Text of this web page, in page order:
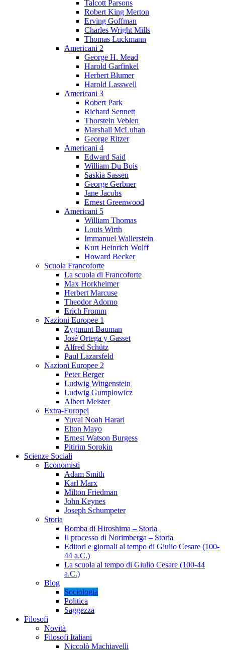
Talcott Parsons
Robert King Merton
Erving Goffman
Charles Wright Mills
Thomas Luckmann
Americani 2
George H. Mead
Harold Garfinkel
Herbert Blumer
Harold Lasswell
Americani 3
Robert Park
Richard Sennett
Thorstein Veblen
Marshall McLuhan
George Ritzer
Americani 4
Edward Said
William Du Bois
Saskia Sassen
George Gerbner
Jane Jacobs
Ernest Greenwood
Americani 5
William Thomas
Louis Wirth
Immanuel Wallerstein
Kurt Heinrich Wolff
Howard Becker
Scuola Francoforte
La scuola di Francoforte
Max Horkheimer
Herbert Marcuse
Theodor Adorno
Erich Fromm
Nazioni Europee 1
Zygmunt Bauman
José Ortega y Gasset
Alfred Schütz
Paul Lazarsfeld
Nazioni Europee 2
Peter Berger
Ludwig Wittgenstein
Ludwig Gumplowicz
Albert Meister
Extra-Europei
Yuval Noah Harari
Elton Mayo
Ernest Watson Burgess
Pitirim Sorokin
Scienze Sociali
Economisti
Adam Smith
Karl Marx
Milton Friedman
John Keynes
Joseph Schumpeter
Storia
Bomba di Hiroshima – Storia
Il processo di Norimberga – Storia
Editori e giornali al tempo di Giulio Cesare (100-
44 a.C.)
La scuola al tempo di Giulio Cesare (100-44
a.C.)
Blog
Sociologia
Politica
Saggezza
Filosofi
Novità
Filosofi Italiani
Niccolò Machiavelli